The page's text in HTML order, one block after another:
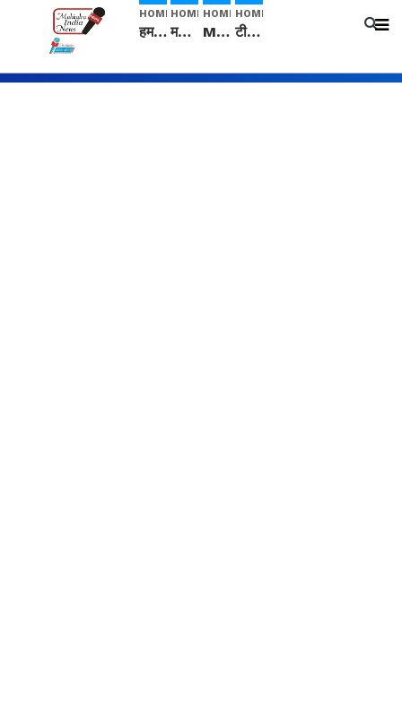
HOME
हम सनातनी..." सांसद kangana Ranaut से क्या बोली लड़की? Viral Jantar-Mantar | CJP protest
HOME
मनीषा हत्याकांड: हत्या, आत्महत्या या कोई बड़ा राज? | Full Story | Josh Haryana
HOME
Mangalsutra: हिंदू धर्म में शादी के बाद मंगलसूत्र क्यों पहनती है महिलाएं, किसने शुरु की ये परंपरा
HOME
टीम बीकेई ने एग्रीकल्चर ग्रेड की यूरिया खाद गट्टों में बदलकर टेक्निकल ग्रेड में बेचने वालों पर करवाई कार्रवाई: लखविंदर सिंह औलख